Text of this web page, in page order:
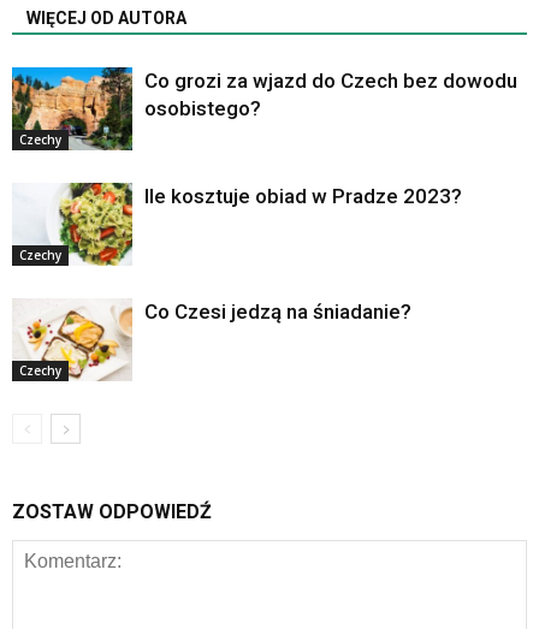
WIĘCEJ OD AUTORA
Czechy
Co grozi za wjazd do Czech bez dowodu
osobistego?
Czechy
Ile kosztuje obiad w Pradze 2023?
Czechy
Co Czesi jedzą na śniadanie?
ZOSTAW ODPOWIEDŹ